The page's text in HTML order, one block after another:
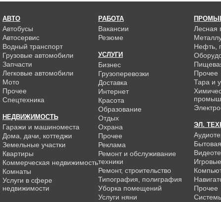
АВТО
Автобусы
Автосервис
Водный транспорт
Грузовые автомобили
Запчасти
Легковые автомобили
Мото
Прочее
Спецтехника
НЕДВИЖИМОСТЬ
Гаражи и машиноместа
Дома, дачи, коттеджи
Земельные участки
Квартиры
Коммерческая недвижимость
Комнаты
Услуги в сфере
недвижимости
РАБОТА
Вакансии
Резюме
УСЛУГИ
Бизнес
Грузоперевозки
Доставка
Интернет
Красота
Образование
Отдых
Охрана
Прочее
Реклама
Ремонт и обслуживание
техники
Ремонт, строительство
Типография, полиграфия
Уборка помещений
Услуги няни
Лесная
Нефть,
Прочее
Тара и
ЭЛ.
Прочее